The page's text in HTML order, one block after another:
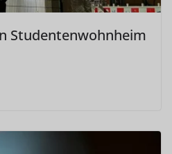
Studentenwohnheim